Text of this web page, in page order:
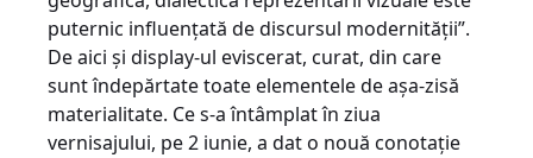
puternic influenţată de discursul modernităţii”.
De aici şi display-ul eviscerat, curat, din care
sunt îndepărtate toate elementele de aşa-zisă
materialitate. Ce s-a întâmplat în ziua
vernisajului, pe 2 iunie, a dat o nouă conotaţie